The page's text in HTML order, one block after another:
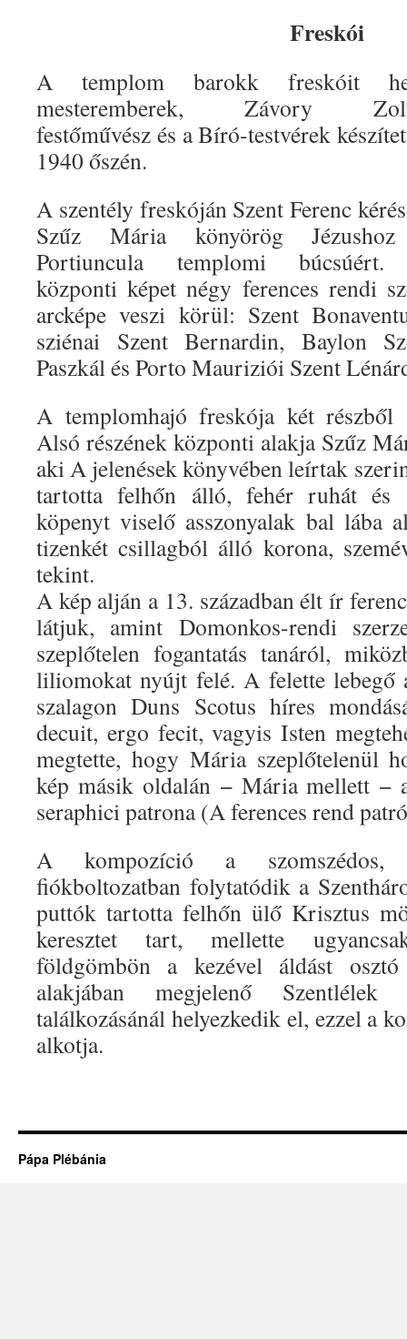
Freskói
A templom barokk freskóit
mesteremberek, Závory
festőművész és a Bíró-testvérek
1940 őszén.
A szentély freskóján Szent Ferenc
Szűz Mária könyörög
Portiuncula templomi
központi képet négy ferences rendi
arcképe veszi körül: Szent
sziénai Szent Bernardin, Baylon
Paszkál és Porto Mauriziói Szent
A templomhajó freskója két részből
Alsó részének központi alakja Szűz
aki A jelenések könyvében leírtak
tartotta felhőn álló, fehér ruhát és
köpenyt viselő asszonyalak bal lába
tizenkét csillagból álló korona,
tekint.
A kép alján a 13. században élt ír
látjuk, amint Domonkos-rendi
szeplőtelen fogantatás tanáról,
liliomokat nyújt felé. A felette lebegő
szalagon Duns Scotus híres
decuit, ergo fecit, vagyis Isten
megtette, hogy Mária szeplőtelenül
kép másik oldalán − Mária mellett −
seraphici patrona (A ferences rend
A kompozíció a szomszédos,
fiókboltozatban folytatódik a
puttók tartotta felhőn ülő Krisztus
keresztet tart, mellette
földgömbön a kezével áldást
alakjában megjelenő
találkozásánál helyezkedik el, ezzel a
alkotja.
Pápa Plébánia